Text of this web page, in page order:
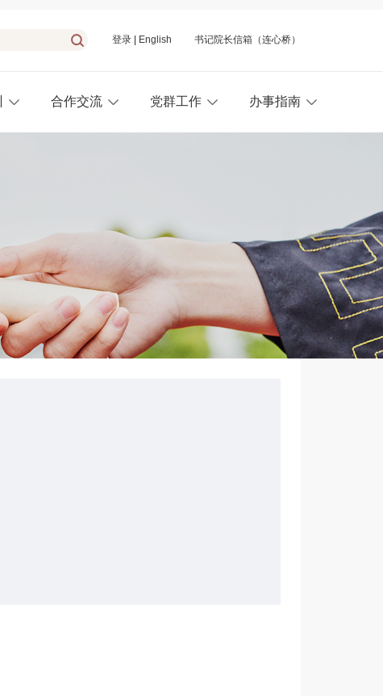
书记院长信箱（连心桥）
登录 English
合作交流 党群工作 办事指南